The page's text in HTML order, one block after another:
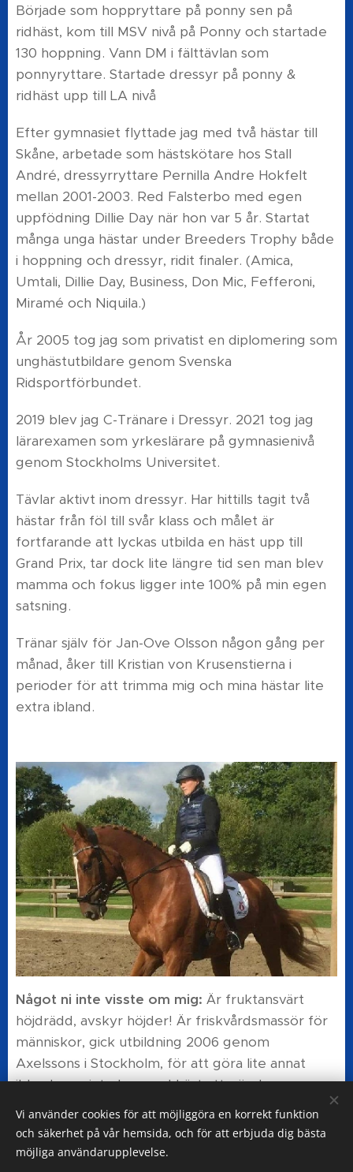
Började som hoppryttare på ponny sen på
ridhäst, kom till MSV nivå på Ponny och startade
130 hoppning. Vann DM i fälttävlan som
ponnyryttare. Startade dressyr på ponny &
ridhäst upp till LA nivå
Efter gymnasiet flyttade jag med två hästar till
Skåne, arbetade som hästskötare hos Stall
André, dressyrryttare Pernilla Andre Hokfelt
mellan 2001-2003. Red Falsterbo med egen
uppfödning Dillie Day när hon var 5 år. Startat
många unga hästar under Breeders Trophy både
i hoppning och dressyr, ridit finaler. (Amica,
Umtali, Dillie Day, Business, Don Mic, Fefferoni,
Miramé och Niquila.)
År 2005 tog jag som privatist en diplomering som
unghästutbildare genom Svenska
Ridsportförbundet.
2019 blev jag C-Tränare i Dressyr. 2021 tog jag
lärarexamen som yrkeslärare på gymnasienivå
genom Stockholms Universitet.
Tävlar aktivt inom dressyr. Har hittills tagit två
hästar från föl till svår klass och målet är
fortfarande att lyckas utbilda en häst upp till
Grand Prix, tar dock lite längre tid sen man blev
mamma och fokus ligger inte 100% på min egen
satsning.
Tränar själv för Jan-Ove Olsson någon gång per
månad, åker till Kristian von Krusenstierna i
perioder för att trimma mig och mina hästar lite
extra ibland.
Något ni inte visste om mig: Är fruktansvärt
höjdrädd, avskyr höjder! Är friskvårdsmassör för
människor, gick utbildning 2006 genom
Axelssons i Stockholm, för att göra lite annat
ibland som inte har med häst att göra!
Vi använder cookies för att möjliggöra en korrekt funktion
och säkerhet på vår hemsida, och för att erbjuda dig bästa
möjliga användarupplevelse.